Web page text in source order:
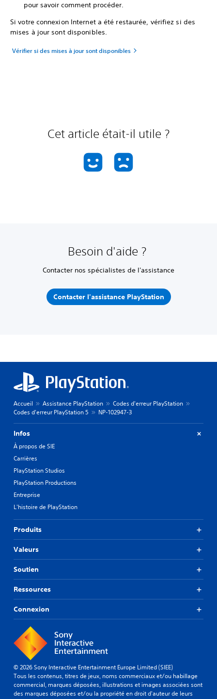
pour savoir comment procéder.
Si votre connexion Internet a été restaurée, vérifiez si des
mises à jour sont disponibles.
Vérifier si des mises à jour sont disponibles
Cet article était-il utile ?
Besoin d'aide ?
Contacter nos spécialistes de l'assistance
Contacter l'assistance PlayStation
Accueil Assistance PlayStation
Codes d'erreur PlayStation
Codes d'erreur PlayStation 5
NP-102947-3
Infos
À propos de SIE
Carrières
PlayStation Studios
PlayStation Productions
Entreprise
L'histoire de PlayStation
Produits
Valeurs
Soutien
Ressources
Connexion
© 2026 Sony Interactive Entertainment Europe Limited (SIEE)
Tous les contenus, titres de jeux, noms commerciaux et/ou habillage
commercial, marques déposées, illustrations et images associées sont
des marques déposées et/ou la propriété en droit d'auteur de leurs